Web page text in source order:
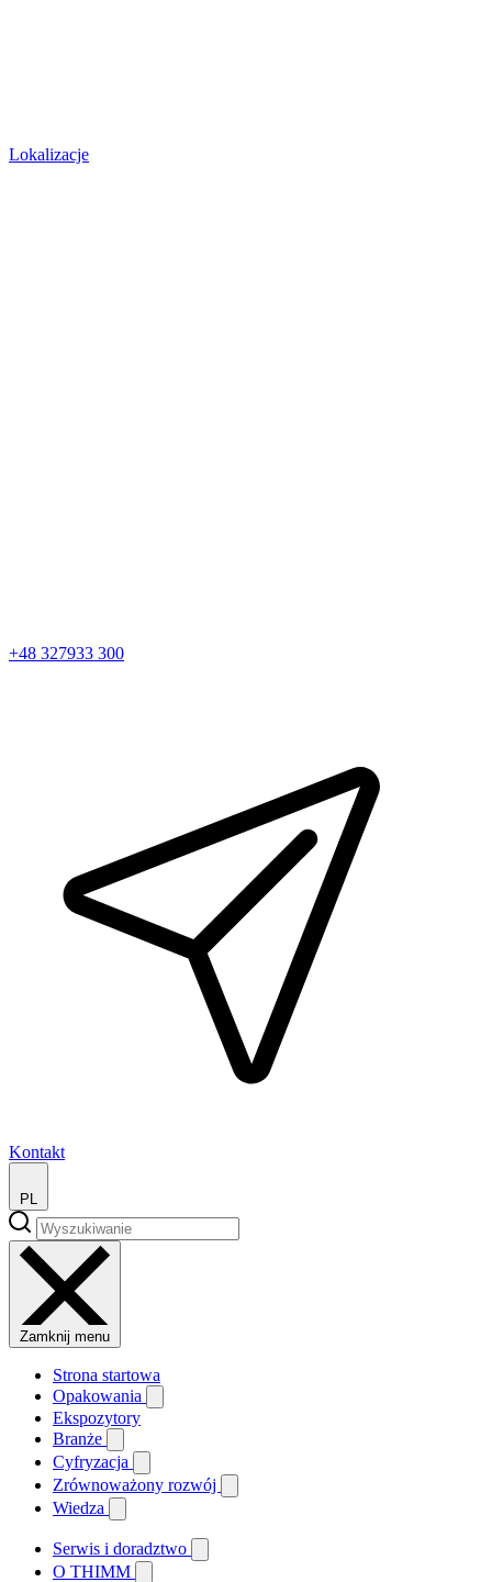
Lokalizacje
+48 327933 300
Kontakt
PL
Zamknij menu
Strona startowa
Opakowania
Ekspozytory
Branże
Cyfryzacja
Zrównoważony rozwój
Wiedza
Serwis i doradztwo
O THIMM